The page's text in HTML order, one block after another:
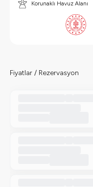
Korunaklı Havuz Alanı
Fiyatlar / Rezervasyon